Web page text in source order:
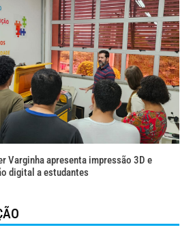
Varginha apresenta impressão 3D e
digital a estudantes